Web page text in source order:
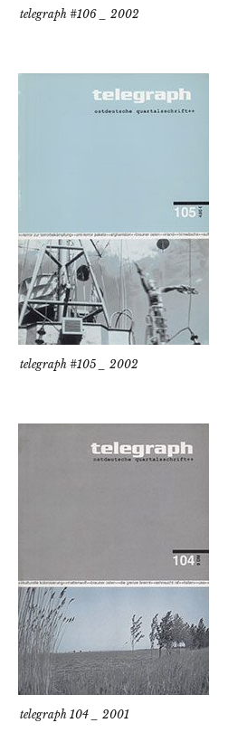
telegraph #106 _ 2002
telegraph #105 _ 2002
telegraph 104 _ 2001